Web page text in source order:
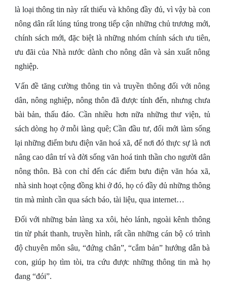
là loại thông tin này rất thiếu và không đầy đủ, vì vậy bà con
nông dân rất lúng túng trong tiếp cận những chủ trương mới,
chính sách mới, đặc biệt là những nhóm chính sách ưu tiên,
ưu đãi của Nhà nước dành cho nông dân và sản xuất nông
nghiệp.
Vấn đề tăng cường thông tin và truyền thông đối với nông
dân, nông nghiệp, nông thôn đã được tính đến, nhưng chưa
bài bản, thấu đáo. Cần nhiều hơn nữa những thư viện, tủ
sách dòng họ ở mỗi làng quê; Cần đầu tư, đổi mới làm sống
lại những điểm bưu điện văn hoá xã, để nơi đó thực sự là nơi
nâng cao dân trí và đời sống văn hoá tinh thần cho người dân
nông thôn. Bà con chỉ đến các điểm bưu điện văn hóa xã,
nhà sinh hoạt cộng đồng khi ở đó, họ có đầy đủ những thông
tin mà mình cần qua sách báo, tài liệu, qua internet…
Đối với những bản làng xa xôi, hẻo lánh, ngoài kênh thông
tin từ phát thanh, truyền hình, rất cần những cán bộ có trình
độ chuyên môn sâu, “đứng chân”, “cắm bản” hướng dẫn bà
con, giúp họ tìm tòi, tra cứu được những thông tin mà họ
đang “đói”.